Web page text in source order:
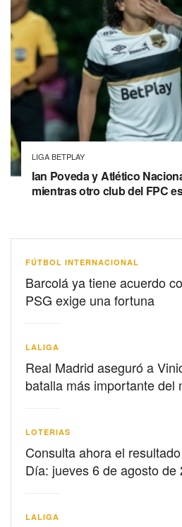
LIGA BETPLAY
Ian Poveda y Atlético
mientras otro club del FPC
FÚTBOL INTERNACIONAL
Barcolá ya tiene acuerdo
PSG exige una fortuna
LALIGA
Real Madrid aseguró a
batalla más importante del
LOTERIAS
Consulta ahora el
Día: jueves 6 de agosto de
LALIGA